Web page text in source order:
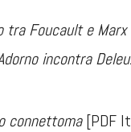
tra Foucault e Marx
incontra
connettoma[PDF